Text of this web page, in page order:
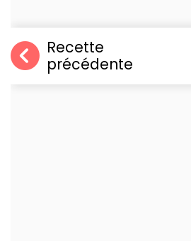
Recette
précédente